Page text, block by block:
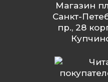
Магазин
Санкт-
пр., 28